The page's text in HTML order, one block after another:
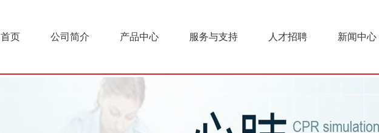
首页 公司简介 产品中心 服务与支持 人才招聘 新闻中心